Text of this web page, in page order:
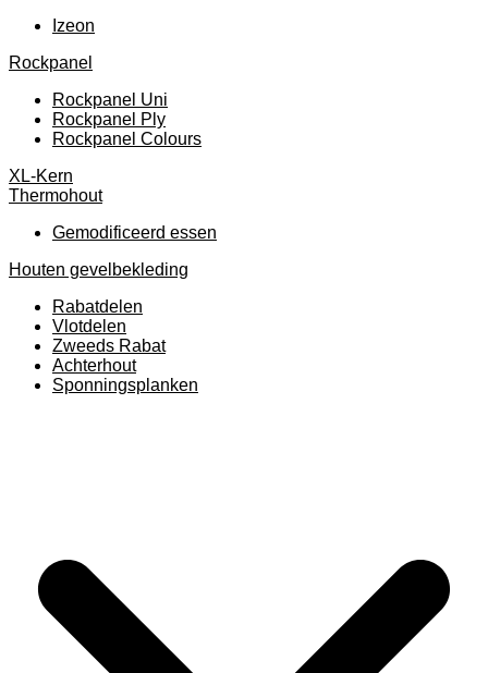
Izeon
Rockpanel
Rockpanel Uni
Rockpanel Ply
Rockpanel Colours
XL-Kern
Thermohout
Gemodificeerd essen
Houten gevelbekleding
Rabatdelen
Vlotdelen
Zweeds Rabat
Achterhout
Sponningsplanken